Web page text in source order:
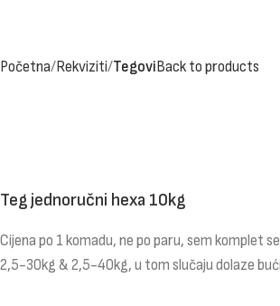
Početna Rekviziti TegoviBack to products
Teg jednoručni hexa 10kg
Cijena po 1 komadu, ne po paru, sem komplet
2,5-30kg & 2,5-40kg, u tom slučaju dolaze